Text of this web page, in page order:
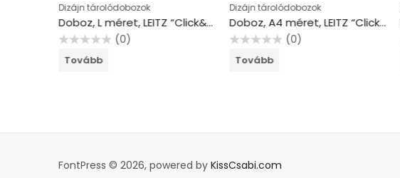
Dizájn tárolódobozok
Doboz, L méret, LEITZ “Click&Store”, jégkék
(0)
Tovább
Dizájn tárolódobozok
Doboz, A4 méret, LEITZ “Click&Store”, jégkék
(0)
Tovább
FontPress © 2026, powered by KissCsabi.com